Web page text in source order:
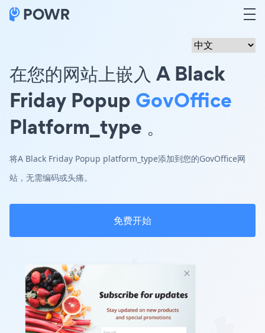
在您的网站上嵌入 A Black
Friday Popup GovOffice
Platform_type 。
将A Black Friday Popup platform_type添加到您的GovOffice网
站，无需编码或头痛。
免费开始